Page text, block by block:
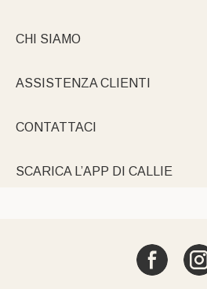
CHI SIAMO
ASSISTENZA CLIENTI
CONTATTACI
SCARICA L’APP DI CALLIE